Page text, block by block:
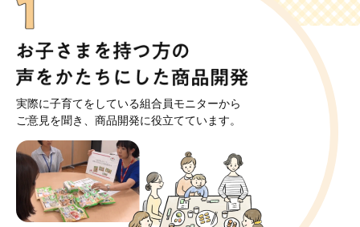
実際に子育てをしている組合員モニターから
ご意見を聞き、商品開発に役立てています。